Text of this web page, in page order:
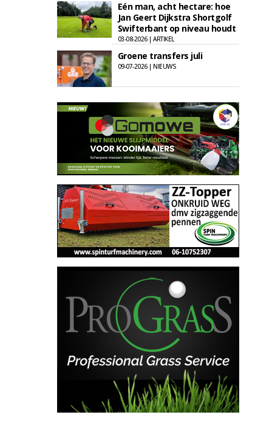
Eén man, acht hectare: hoe
Jan Geert Dijkstra Shortgolf
Swifterbant op niveau houdt
03-08-2026 | ARTIKEL
Groene transfers juli
09-07-2026 | NIEUWS